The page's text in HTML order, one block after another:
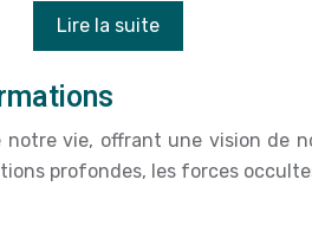
Lire la suite
vie, offrant une vision de
profondes, les forces